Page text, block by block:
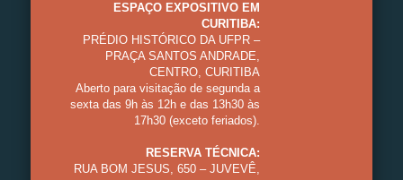
ESPAÇO EXPOSITIVO EM
CURITIBA:
PRÉDIO HISTÓRICO DA UFPR –
PRAÇA SANTOS ANDRADE,
CENTRO, CURITIBA
Aberto para visitação de segunda a
sexta das 9h às 12h e das 13h30 às
17h30 (exceto feriados).
RESERVA TÉCNICA:
RUA BOM JESUS, 650 – JUVEVÊ,